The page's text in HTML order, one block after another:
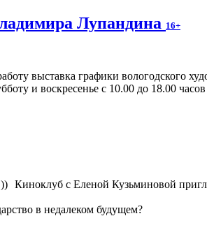
Лупандина 16+
выставка графики вологодского
и воскресенье с 10.00 до 18.00
Киноклуб с Еленой Кузьминовой
в недалеком будущем?